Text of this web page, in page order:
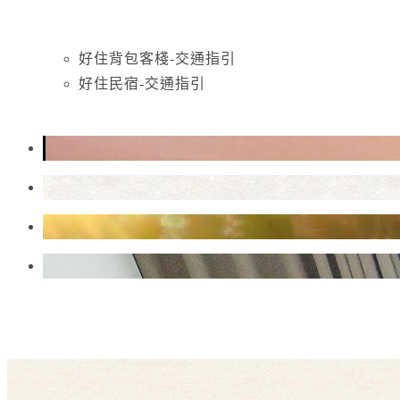
好住背包客棧-交通指引
好住民宿-交通指引